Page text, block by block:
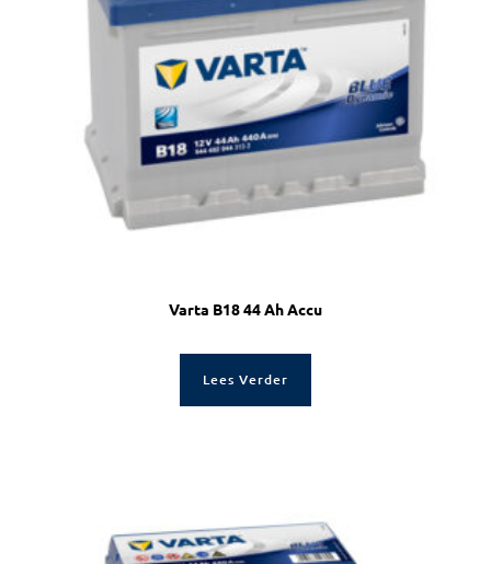
Varta B18 44 Ah Accu
Lees Verder